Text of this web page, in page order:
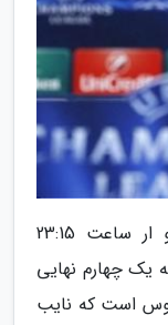
به گزارش خبرنگاران، تیم فوتبال موناکو ار ساعت 23:15
یک چهارم نهایی
است که نایب